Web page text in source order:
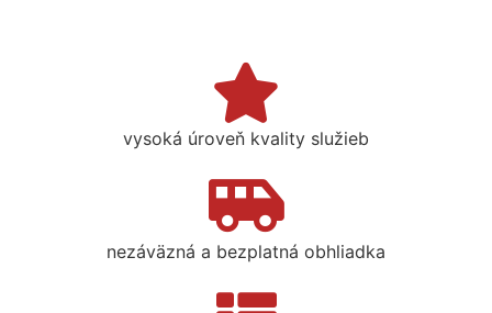
vysoká úroveň kvality služieb
nezáväzná a bezplatná obhliadka